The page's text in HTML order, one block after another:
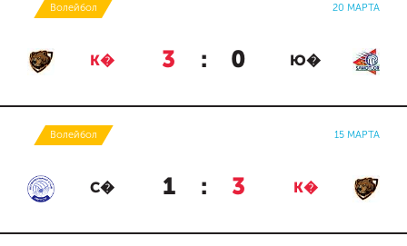
Волейбол 20 МАРТА
К� 3 : 0 Ю�
Волейбол 15 МАРТА
С� 1 : 3 К�